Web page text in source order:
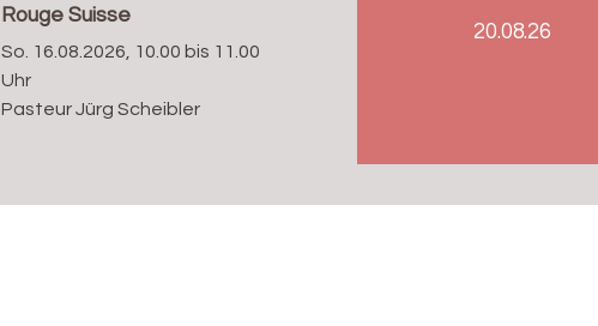
Rouge Suisse
So. 16.08.2026, 10.00 bis 11.00
Uhr
Pasteur Jürg Scheibler
20.08.26